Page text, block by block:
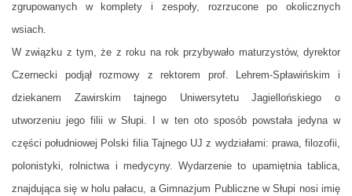
zgrupowanych w komplety i zespoły, rozrzucone po okolicznych
wsiach.
W związku z tym, że z roku na rok przybywało maturzystów, dyrektor
Czernecki podjął rozmowy z rektorem prof. Lehrem-Spławińskim i
dziekanem Zawirskim tajnego Uniwersytetu Jagiellońskiego o
utworzeniu jego filii w Słupi. I w ten oto sposób powstała jedyna w
części południowej Polski filia Tajnego UJ z wydziałami: prawa, filozofii,
polonistyki, rolnictwa i medycyny. Wydarzenie to upamiętnia tablica,
znajdująca się w holu pałacu, a Gimnazjum Publiczne w Słupi nosi imię